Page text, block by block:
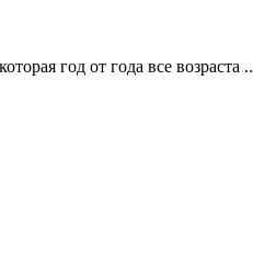
год от года все возраста ..